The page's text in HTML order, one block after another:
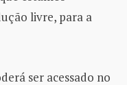
livre, para a
ser acessado no